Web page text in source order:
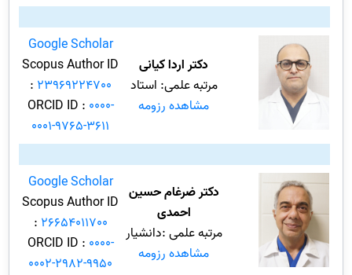
دکتر اردا کیانی
مرتبه علمی: استاد
مشاهده رزومه
Google Scholar
Scopus Author ID
: 23969224700
ORCID ID : 0000-
0001-9765-3611
دکتر ضرغام حسین
احمدی
مرتبه علمی :دانشیار
مشاهده رزومه
Google Scholar
Scopus Author ID
: 26654011700
ORCID ID : 0000-
0002-2982-9950